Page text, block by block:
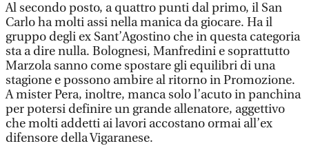
Al secondo posto, a quattro punti dal primo, il San
Carlo ha molti assi nella manica da giocare. Ha il
gruppo degli ex Sant’Agostino che in questa categoria
sta a dire nulla. Bolognesi, Manfredini e soprattutto
Marzola sanno come spostare gli equilibri di una
stagione e possono ambire al ritorno in Promozione.
A mister Pera, inoltre, manca solo l’acuto in panchina
per potersi definire un grande allenatore, aggettivo
che molti addetti ai lavori accostano ormai all’ex
difensore della Vigaranese.